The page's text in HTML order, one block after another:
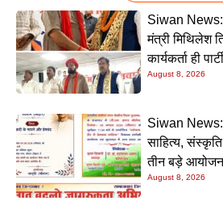
Siwan News:
मंत्री मिथिलेश
कार्यकर्ता ही
August 8, 2026
Siwan News:
साहित्य,
तीन बड़े
August 8, 2026